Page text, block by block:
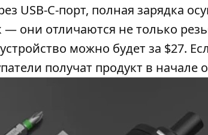
USB-C-порт, полная зарядка
— они отличаются не только
можно будет за $27.
получат продукт в начале